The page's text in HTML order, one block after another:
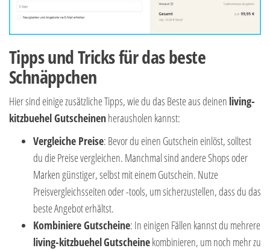
Tipps und Tricks für das beste
Schnäppchen
Hier sind einige zusätzliche Tipps, wie du das Beste aus deinen living-
kitzbuehel Gutscheinenherausholen kannst:
Vergleiche Preise: Bevor du einen Gutschein einlöst, solltest
du die Preise vergleichen. Manchmal sind andere Shops oder
Marken günstiger, selbst mit einem Gutschein. Nutze
Preisvergleichsseiten oder -tools, um sicherzustellen, dass du das
beste Angebot erhältst.
Kombiniere Gutscheine: In einigen Fällen kannst du mehrere
living-kitzbuehelGutscheinekombinieren, um noch mehr zu